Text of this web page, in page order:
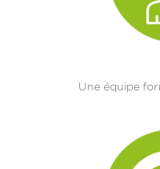
Une équipe